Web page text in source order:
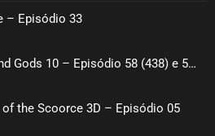
– Episódio 33
Tales of Demons and Gods 10 – Episódio 58 (438) e 59 (439)
the Scoorce 3D – Episódio 05